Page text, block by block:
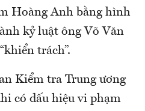
Hoàng Anh bằng hình
kỷ luật ông Võ Văn
trách”.
Kiểm tra Trung ương
có dấu hiệu vi phạm